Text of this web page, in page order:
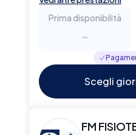
Prima disponibilità
-
Scegli
FM